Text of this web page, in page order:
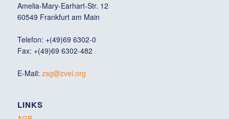
Amelia-Mary-Earhart-Str. 12
60549 Frankfurt am Main
Telefon: +(49)69 6302-0
Fax: +(49)69 6302-482
E-Mail: zsg@zvei.org
LINKS